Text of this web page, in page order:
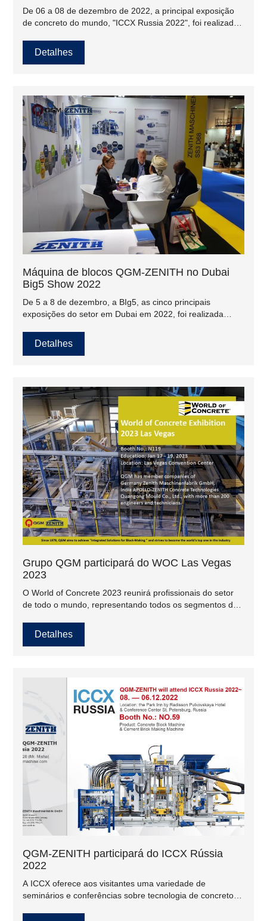
De 06 a 08 de dezembro de 2022, a principal exposição
de concreto do mundo, "ICCX Russia 2022", foi realizada
líder na área de máquinas para fabricação de blocos de
concreto na China, a Quangong Machinery Co., Ltd.
mundo em nome da indústria.
Detalhes
Máquina de blocos QGM-ZENITH no Dubai
Big5 Show 2022
De 5 a 8 de dezembro, a BIg5, as cinco principais
exposições do setor em Dubai em 2022, foi realizada
Emirados Árabes Unidos. A Big 5 é uma das maiores
exposições da indústria da construção no Oriente Médio,
Detalhes
Grupo QGM participará do WOC Las Vegas
2023
O World of Concrete 2023 reunirá profissionais do setor
de todo o mundo, representando todos os segmentos da
Detalhes
QGM-ZENITH participará do ICCX Rússia
2022
A ICCX oferece aos visitantes uma variedade de
seminários e conferências sobre tecnologia de concreto.